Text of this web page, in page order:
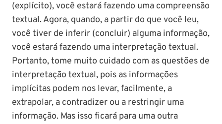
(explícito), você estará fazendo uma compreensão
textual. Agora, quando, a partir do que você leu,
você tiver de inferir (concluir) alguma informação,
você estará fazendo uma interpretação textual.
Portanto, tome muito cuidado com as questões de
interpretação textual, pois as informações
implícitas podem nos levar, facilmente, a
extrapolar, a contradizer ou a restringir uma
informação. Mas isso ficará para uma outra